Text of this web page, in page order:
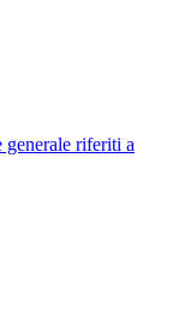
generale riferiti a